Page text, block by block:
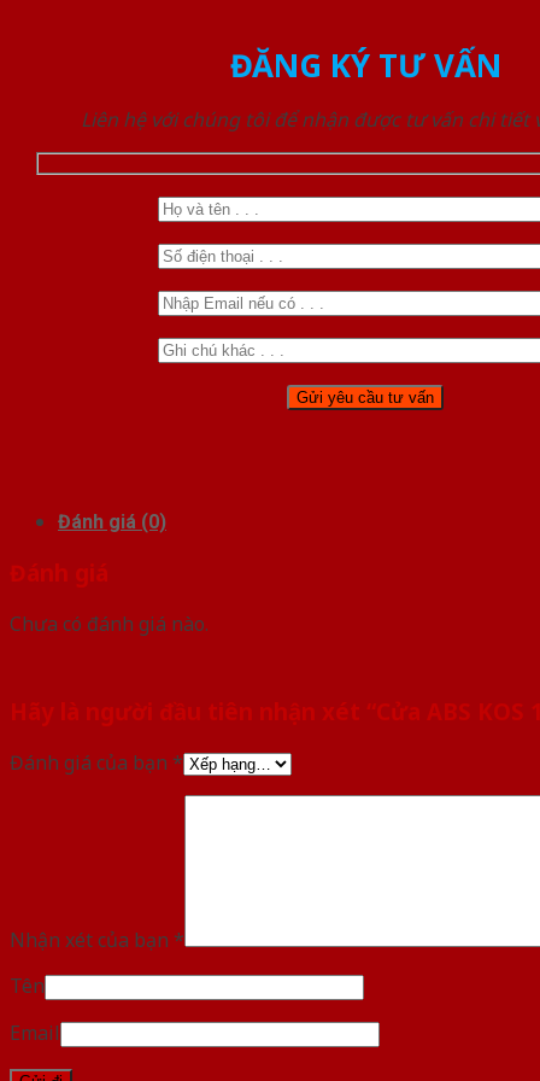
ĐĂNG KÝ TƯ VẤN
Liên hệ với chúng tôi để nhận được tư vấn chi tiết
Đánh giá (0)
Đánh giá
Chưa có đánh giá nào.
Hãy là người đầu tiên nhận xét “Cửa ABS KOS
Đánh giá của bạn *
Nhận xét của bạn *
Tên
Email